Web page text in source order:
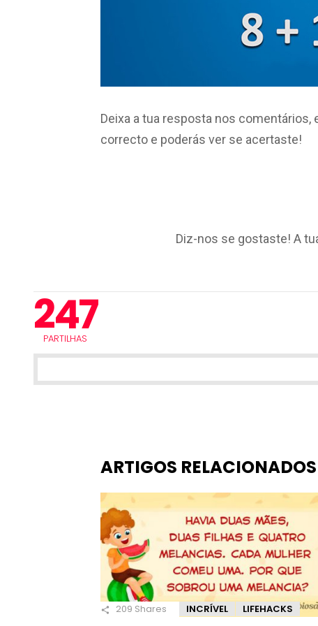
Deixa a tua resposta nos
correcto e poderás ver se acertaste!
Diz-nos se gostaste! A
247
PARTILHAS
ARTIGOS RELACIONADOS
209 Shares INCRÍVEL LIFEHACKS